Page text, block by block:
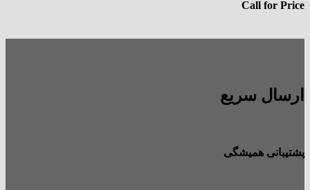
Call for Price
ارسال سریع
پشتیبانی همیشگی